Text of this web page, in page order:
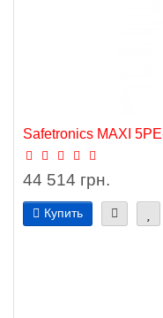
Safetronics MAXI
44 514 грн.
Купить